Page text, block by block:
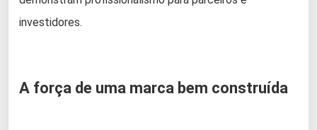
investidores.
A força de uma marca bem construída